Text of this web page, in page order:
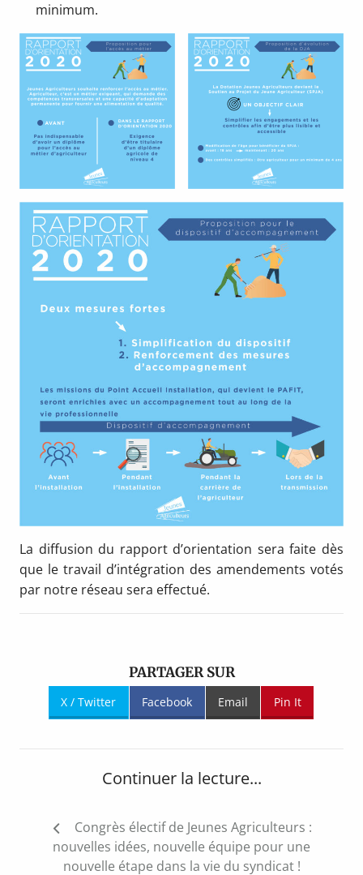
minimum.
La diffusion du rapport d’orientation sera faite dès
que le travail d’intégration des amendements votés
par notre réseau sera effectué.
PARTAGER SUR
X / Twitter Facebook Email Pin It
Continuer la lecture...
Navigation
Congrès électif de Jeunes Agriculteurs :
nouvelles idées, nouvelle équipe pour une
nouvelle étape dans la vie du syndicat !